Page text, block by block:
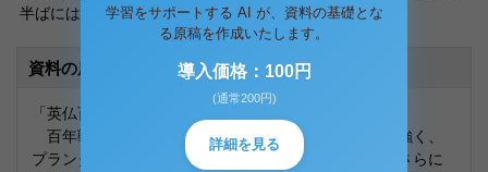
半ばには二院制議会の基礎も築かれた。
資料の原本内容
「英仏百年戦争の歴史的意義」
百年戦争前のイギリスでは、ノルマン朝以来王権が強く、
プランタジネット朝の下で行政制度の改革が行われ、さらに
学習をサポートする AI が、資料の基礎とな
る原稿を作成いたします。
導入価格：100円
(通常200円)
詳細を見る